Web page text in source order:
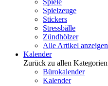
Spiele
Spielzeuge
Stickers
Stressbälle
Zündhölzer
Alle Artikel anzeigen
Kalender
Zurück zu allen Kategorien
Bürokalender
Kalender